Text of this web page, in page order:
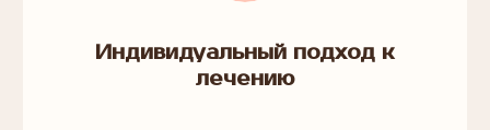
Индивидуальный подход к
лечению